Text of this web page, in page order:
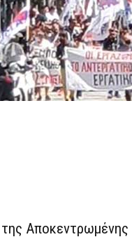
Αποκεντρωμένης